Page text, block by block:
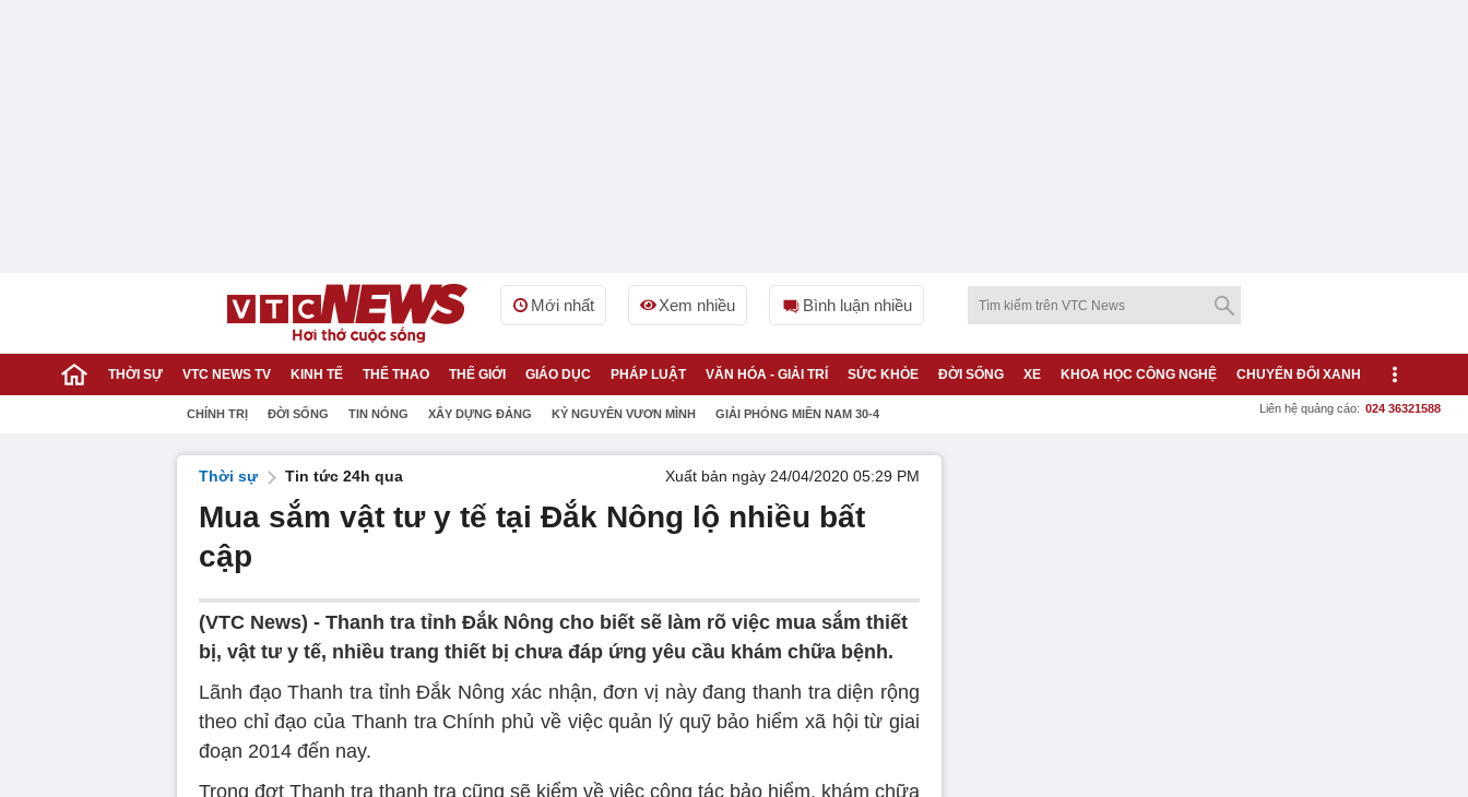
Mới nhất Xem nhiều Bình luận nhiều
THỜI SỰ VTC NEWS TV KINH TẾ THỂ THAO THẾ GIỚI GIÁO DỤC PHÁP LUẬT VĂN HÓA - GIẢI TRÍ SỨC KHỎE ĐỜI SỐNG XE KHOA HỌC CÔNG NGHỆ CHUYỂN ĐỔI XANH
CHÍNH TRỊ ĐỜI SỐNG TIN NÓNG XÂY DỰNG ĐẢNG KỶ NGUYÊN VƯƠN MÌNH GIẢI PHÓNG MIỀN NAM 30-4 Liên hệ quảng cáo: 024 36321588
Thời sự Tin tức 24h qua Xuất bản ngày 24/04/2020 05:29 PM
Mua sắm vật tư y tế tại Đắk Nông lộ nhiều bất
cập
(VTC News) - Thanh tra tỉnh Đắk Nông cho biết sẽ làm rõ việc mua sắm thiết
bị, vật tư y tế, nhiều trang thiết bị chưa đáp ứng yêu cầu khám chữa bệnh.
Lãnh đạo Thanh tra tỉnh Đắk Nông xác nhận, đơn vị này đang thanh tra diện rộng
theo chỉ đạo của Thanh tra Chính phủ về việc quản lý quỹ bảo hiểm xã hội từ giai
đoạn 2014 đến nay.
Trong đợt Thanh tra thanh tra cũng sẽ kiểm về việc công tác bảo hiểm, khám chữa